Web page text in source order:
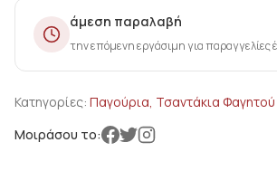
άμεση παραλαβή
την επόμενη εργάσιμη για παραγγελίες
Κατηγορίες: Παγούρια, Τσαντάκια Φαγητού
Μοιράσου το: